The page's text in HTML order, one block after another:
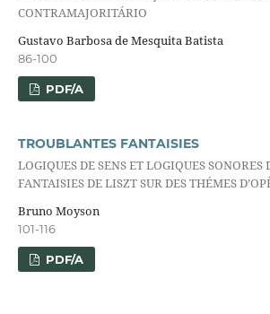
CONTRAMAJORITÁRIO
Gustavo Barbosa de Mesquita Batista
86-100
PDF/A
TROUBLANTES FANTAISIES
LOGIQUES DE SENS ET LOGIQUES SONORES
FANTAISIES DE LISZT SUR DES THÉMES
Bruno Moyson
101-116
PDF/A